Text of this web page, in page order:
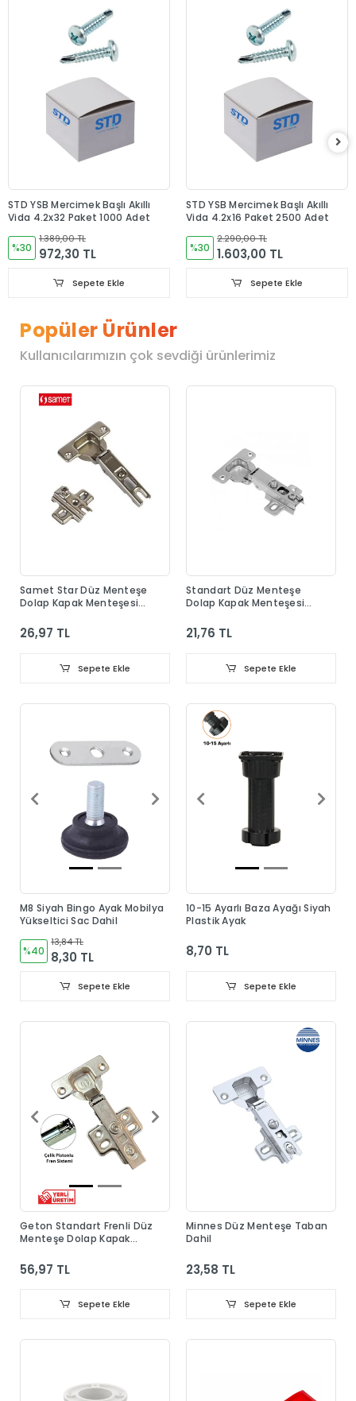
STD YSB Mercimek Başlı Akıllı
Vida 4.2x32 Paket 1000 Adet
%30
1.389,00 TL
972,30 TL
Sepete Ekle
STD YSB Mercimek Başlı Akıllı
Vida 4.2x16 Paket 2500 Adet
%30
2.290,00 TL
1.603,00 TL
Sepete Ekle
Popüler Ürünler
Kullanıcılarımızın çok sevdiği ürünlerimiz
Samet Star Düz Menteşe
Dolap Kapak Menteşesi
26,97 TL
Sepete Ekle
Standart Düz Menteşe
Dolap Kapak Menteşesi
21,76 TL
Sepete Ekle
M8 Siyah Bingo Ayak Mobilya
Yükseltici Sac Dahil
%40
13,84 TL
8,30 TL
Sepete Ekle
10-15 Ayarlı Baza Ayağı Siyah
Plastik Ayak
8,70 TL
Sepete Ekle
Geton Standart Frenli Düz
Menteşe Dolap Kapak
56,97 TL
Sepete Ekle
Minnes Düz Menteşe Taban
Dahil
23,58 TL
Sepete Ekle